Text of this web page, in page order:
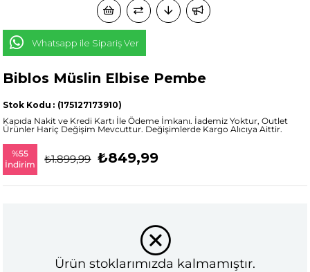
Whatsapp ile Sipariş Ver
Biblos Müslin Elbise Pembe
(175127173910)
Stok Kodu
Kapıda Nakit ve Kredi Kartı İle Ödeme İmkanı. İademiz Yoktur, Outlet
Ürünler Hariç Değişim Mevcuttur. Değişimlerde Kargo Alıcıya Aittir.
%55
İndirim
₺1.899,99 ₺849,99
Ürün stoklarımızda kalmamıştır.